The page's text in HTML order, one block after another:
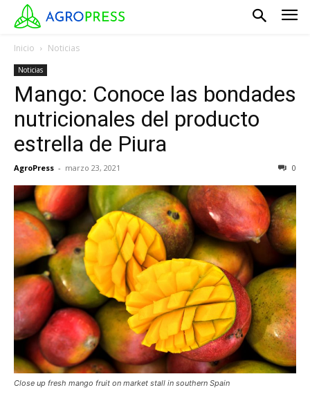
Inicio Noticias
Noticias
Mango: Conoce las bondades
nutricionales del producto
estrella de Piura
AgroPress - marzo 23, 2021 0
Close up fresh mango fruit on market stall in southern Spain